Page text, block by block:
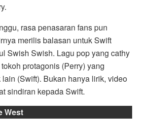
rasa penasaran fans pun
merilis balasan untuk Swift
Swish Swish. Lagu pop yang cathy
protagonis (Perry) yang
(Swift). Bukan hanya lirik, video
sindiran kepada Swift.
West